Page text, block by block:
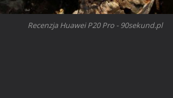
Recenzja Huawei P20 Pro - 90sekund.pl